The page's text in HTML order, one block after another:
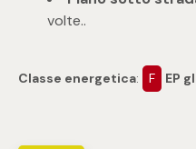
volte..
Classe energetica: F EP
3
4